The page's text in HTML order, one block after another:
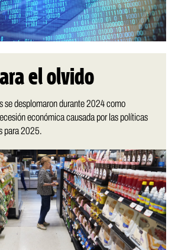
el olvido
se desplomaron durante 2024 como
económica causada por las políticas
para 2025.